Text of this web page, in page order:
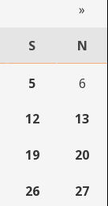
»
S N
5 6
12 13
19 20
26 27